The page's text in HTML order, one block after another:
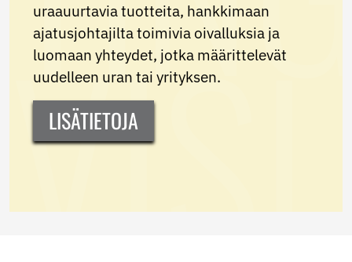
uraauurtavia tuotteita, hankkimaan
ajatusjohtajilta toimivia oivalluksia ja
luomaan yhteydet, jotka määrittelevät
uudelleen uran tai yrityksen.
LISÄTIETOJA